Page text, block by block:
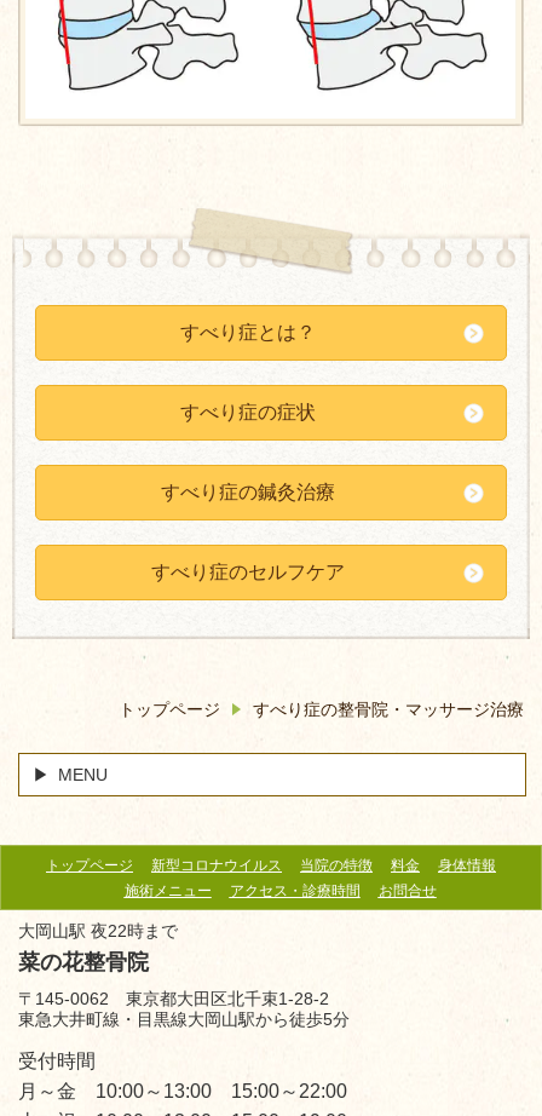
すべり症とは？
すべり症の症状
すべり症の鍼灸治療
すべり症のセルフケア
トップページ すべり症の整骨院・マッサージ治療
MENU
トップページ 新型コロナウイルス 当院の特徴 料金
身体情報
施術メニュー
アクセス・診療時間 お問合せ
大岡山駅 夜22時まで
菜の花整骨院
〒145-0062 東京都大田区北千束1-28-2
東急大井町線・目黒線大岡山駅から徒歩5分
受付時間
月～金 10:00～13:00 15:00～22:00